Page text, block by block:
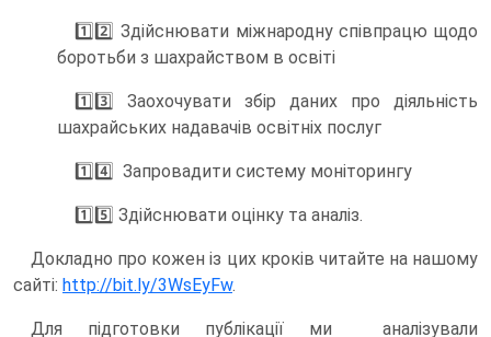
1️⃣2️⃣ Здійснювати міжнародну співпрацю щодо
боротьби з шахрайством в освіті
1️⃣3️⃣ Заохочувати збір даних про діяльність
шахрайських надавачів освітніх послуг
1️⃣4️⃣ Запровадити систему моніторингу
1️⃣5️⃣ Здійснювати оцінку та аналіз.
Докладно про кожен із цих кроків читайте на нашому
сайті: http://bit.ly/3WsEyFw.
Для підготовки публікації ми аналізували